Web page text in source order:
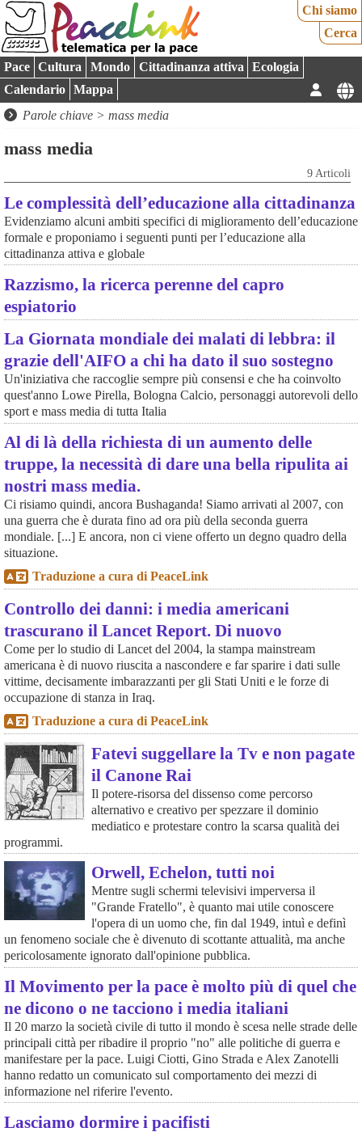
Chi siamo
Cerca
Pace Cultura Mondo Cittadinanza attiva
Ecologia
Calendario
Mappa
Parole chiave > mass media
mass media
9 Articoli
Le complessità dell’educazione alla cittadinanza
Evidenziamo alcuni ambiti specifici di miglioramento dell’educazione
formale e proponiamo i seguenti punti per l’educazione alla
cittadinanza attiva e globale
Razzismo, la ricerca perenne del capro
espiatorio
La Giornata mondiale dei malati di lebbra: il
grazie dell'AIFO a chi ha dato il suo sostegno
Un'iniziativa che raccoglie sempre più consensi e che ha coinvolto
quest'anno Lowe Pirella, Bologna Calcio, personaggi autorevoli dello
sport e mass media di tutta Italia
Al di là della richiesta di un aumento delle
truppe, la necessità di dare una bella ripulita ai
nostri mass media.
Ci risiamo quindi, ancora Bushaganda! Siamo arrivati al 2007, con
una guerra che è durata fino ad ora più della seconda guerra
mondiale. [...] E ancora, non ci viene offerto un degno quadro della
situazione.
Traduzione a cura di PeaceLink
Controllo dei danni: i media americani
trascurano il Lancet Report. Di nuovo
Come per lo studio di Lancet del 2004, la stampa mainstream
americana è di nuovo riuscita a nascondere e far sparire i dati sulle
vittime, decisamente imbarazzanti per gli Stati Uniti e le forze di
occupazione di stanza in Iraq.
Traduzione a cura di PeaceLink
Fatevi suggellare la Tv e non pagate
il Canone Rai
Il potere-risorsa del dissenso come percorso
alternativo e creativo per spezzare il dominio
mediatico e protestare contro la scarsa qualità dei
programmi.
Orwell, Echelon, tutti noi
Mentre sugli schermi televisivi imperversa il
"Grande Fratello", è quanto mai utile conoscere
l'opera di un uomo che, fin dal 1949, intuì e definì
un fenomeno sociale che è divenuto di scottante attualità, ma anche
pericolosamente ignorato dall'opinione pubblica.
Il Movimento per la pace è molto più di quel che
ne dicono o ne tacciono i media italiani
Il 20 marzo la società civile di tutto il mondo è scesa nelle strade delle
principali città per ribadire il proprio "no" alle politiche di guerra e
manifestare per la pace. Luigi Ciotti, Gino Strada e Alex Zanotelli
hanno redatto un comunicato sul comportamento dei mezzi di
informazione nel riferire l'evento.
Lasciamo dormire i pacifisti